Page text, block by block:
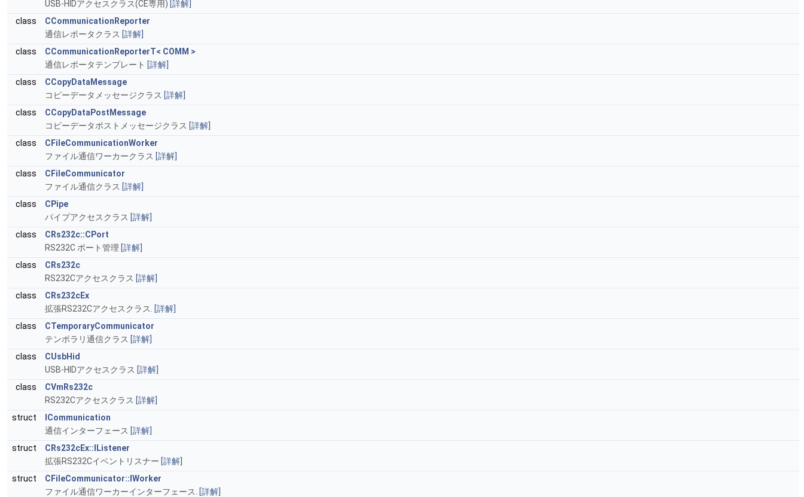
USB-HIDアクセスクラス(CE専用) [詳解]
class
CCommunicationReporter
通信レポータクラス [詳解]
class
CCommunicationReporterT< COMM >
通信レポータテンプレート [詳解]
class
CCopyDataMessage
コピーデータメッセージクラス [詳解]
class
CCopyDataPostMessage
コピーデータポストメッセージクラス [詳解]
class
CFileCommunicationWorker
ファイル通信ワーカークラス [詳解]
class
CFileCommunicator
ファイル通信クラス [詳解]
class
CPipe
パイプアクセスクラス [詳解]
class
CRs232c::CPort
RS232C ポート管理 [詳解]
class
CRs232c
RS232Cアクセスクラス [詳解]
class
CRs232cEx
拡張RS232Cアクセスクラス.
[詳解]
class
CTemporaryCommunicator
テンポラリ通信クラス [詳解]
class
CUsbHid
USB-HIDアクセスクラス [詳解]
class
CVmRs232c
RS232Cアクセスクラス [詳解]
struct
ICommunication
通信インターフェース [詳解]
struct
CRs232cEx::IListener
拡張RS232Cイベントリスナー [詳解]
struct
CFileCommunicator::IWorker
ファイル通信ワーカーインターフェース.
[詳解]